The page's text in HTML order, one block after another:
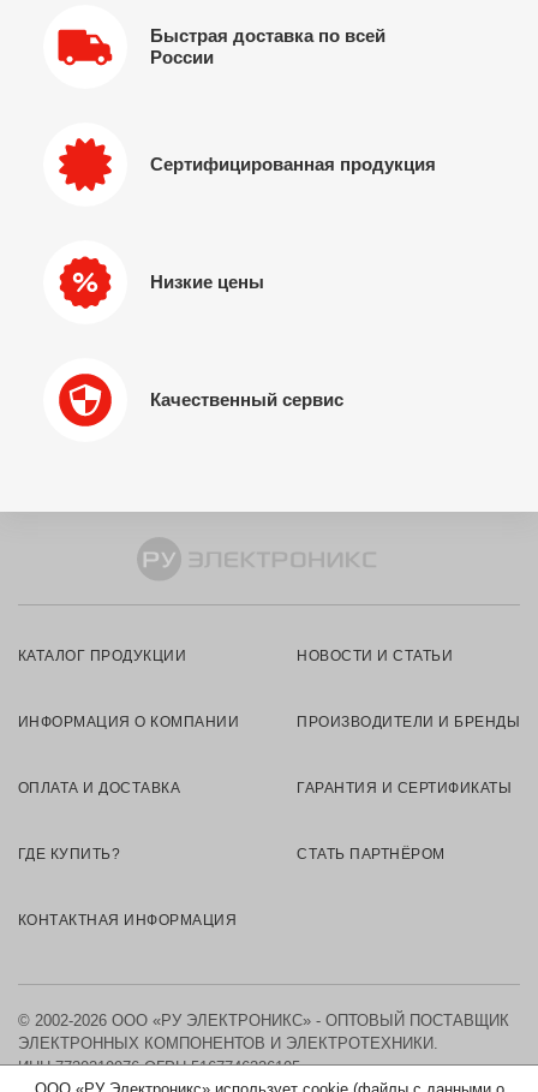
Быстрая доставка по всей
России
Сертифицированная продукция
Низкие цены
Качественный сервис
КАТАЛОГ ПРОДУКЦИИ НОВОСТИ И СТАТЬИ
ИНФОРМАЦИЯ О КОМПАНИИ ПРОИЗВОДИТЕЛИ И БРЕНДЫ
ОПЛАТА И ДОСТАВКА ГАРАНТИЯ И СЕРТИФИКАТЫ
ГДЕ КУПИТЬ? СТАТЬ ПАРТНЁРОМ
КОНТАКТНАЯ ИНФОРМАЦИЯ
© 2002-2026 ООО «РУ ЭЛЕКТРОНИКС» - ОПТОВЫЙ ПОСТАВЩИК
ЭЛЕКТРОННЫХ КОМПОНЕНТОВ И ЭЛЕКТРОТЕХНИКИ.
ИНН 7730219976 ОГРН 5167746326105